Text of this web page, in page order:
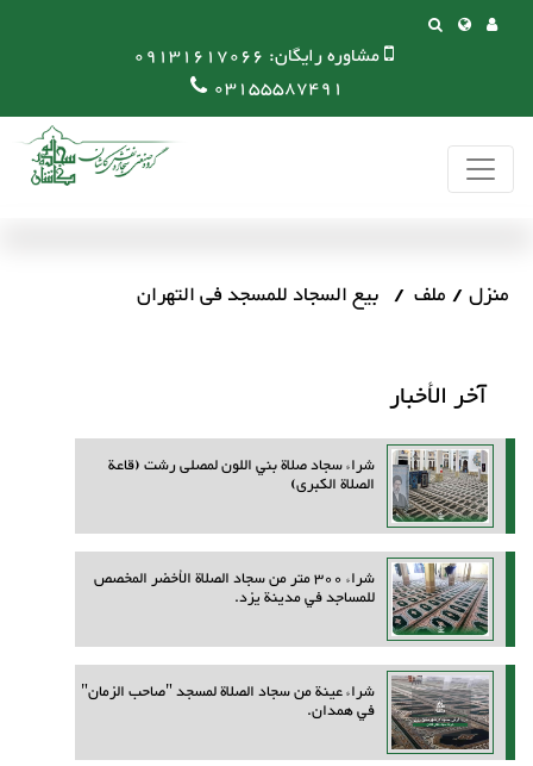
مشاوره رایگان: 09131617066
03155587491
منزل ملف بیع السجاد للمسجد فی التهران
آخر الأخبار
شراء سجاد صلاة بني اللون لمصلى رشت (قاعة
الصلاة الكبرى)
شراء 300 متر من سجاد الصلاة الأخضر المخصص
للمساجد في مدينة يزد.
شراء عينة من سجاد الصلاة لمسجد "صاحب الزمان"
في همدان.